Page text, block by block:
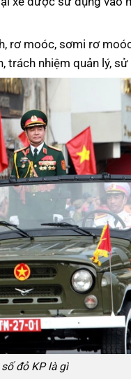
rơ moóc, sơmi rơ
trách nhiệm quản lý, sử
đỏ KP là gì